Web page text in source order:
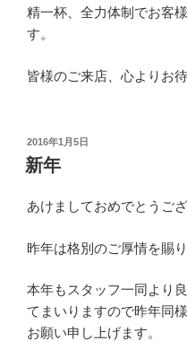
精一杯、全力体制でお客
す。
皆様のご来店、心よりお
投
稿
日:
2016年1月5日
新年
あけましておめでとうござ
昨年は格別のご厚情を賜
本年もスタッフ一同より
てまいりますので昨年同
お願い申し上げます。